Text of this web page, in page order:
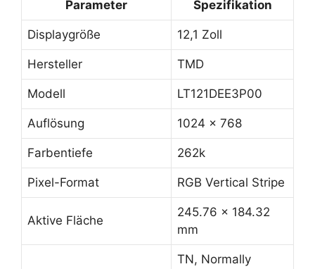
Parameter Spezifikation
Displaygröße 12,1 Zoll
Hersteller TMD
Modell LT121DEE3P00
Auflösung 1024 x 768
Farbentiefe 262k
Pixel-Format RGB Vertical Stripe
Aktive Fläche
245.76 x 184.32
mm
TN, Normally